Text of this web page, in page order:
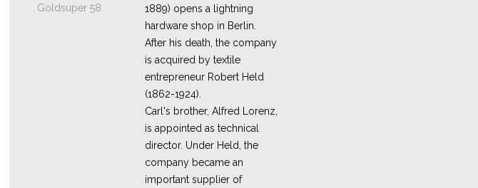
1889) opens a lightning
hardware shop in Berlin.
After his death, the company
is acquired by textile
entrepreneur Robert Held
(1862-1924).
Carl's brother, Alfred Lorenz,
is appointed as technical
director. Under Held, the
company became an
important supplier of